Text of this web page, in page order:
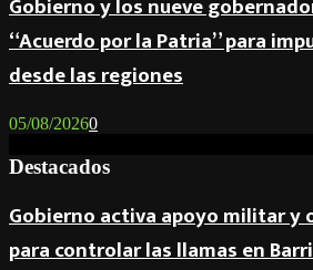
Gobierno y los nueve
“Acuerdo por la Patria” para
desde las regiones
05/08/20260
Destacados
Gobierno activa apoyo militar y
para controlar las llamas en